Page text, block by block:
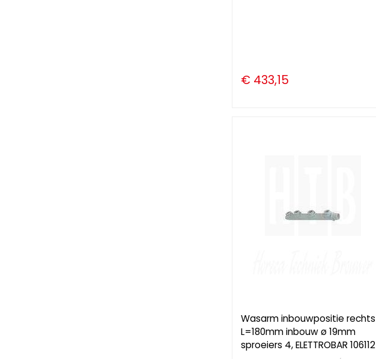
€ 433,15
Wasarm inbouwpositie rechts
L=180mm inbouw ø 19mm
sproeiers 4, ELETTROBAR 106112